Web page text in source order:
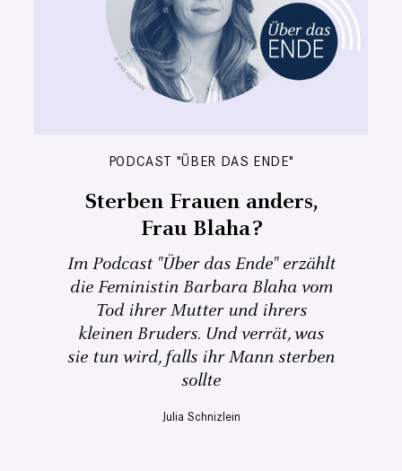
PODCAST "ÜBER DAS ENDE"
Sterben Frauen anders,
Frau Blaha?
Im Podcast "Über das Ende" erzählt
die Feministin Barbara Blaha vom
Tod ihrer Mutter und ihrers
kleinen Bruders. Und verrät, was
sie tun wird, falls ihr Mann sterben
sollte
Julia Schnizlein